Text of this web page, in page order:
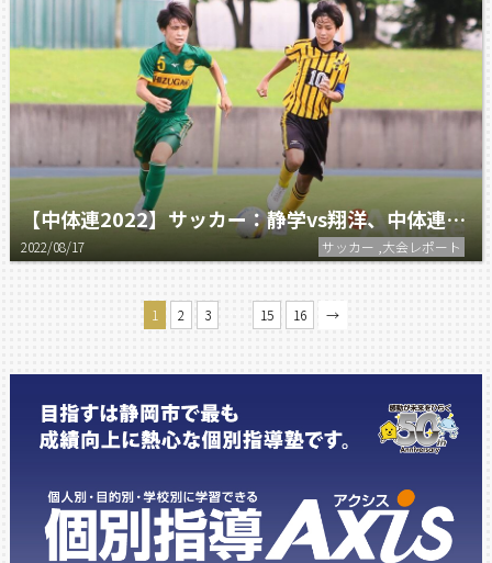
【中体連2022】サッカー：静学vs翔洋、中体連決戦。静岡学園に軍配が上がる！
2022/08/17 サッカー ,大会レポート
1 2 3 15 16 →